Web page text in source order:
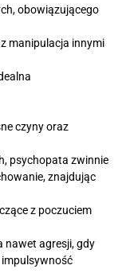
obowiązującego
manipulacja innymi
czyny oraz
psychopata zwinnie
znajdując
z poczuciem
nawet agresji, gdy
impulsywność